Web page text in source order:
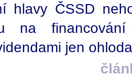
hlavy ČSSD
na
jen